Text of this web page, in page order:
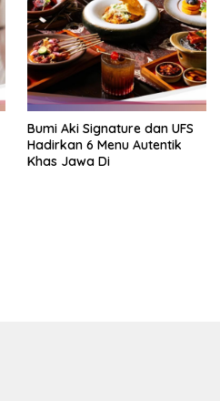
Bumi Aki Signature dan UFS
Hadirkan 6 Menu Autentik
Khas Jawa Di